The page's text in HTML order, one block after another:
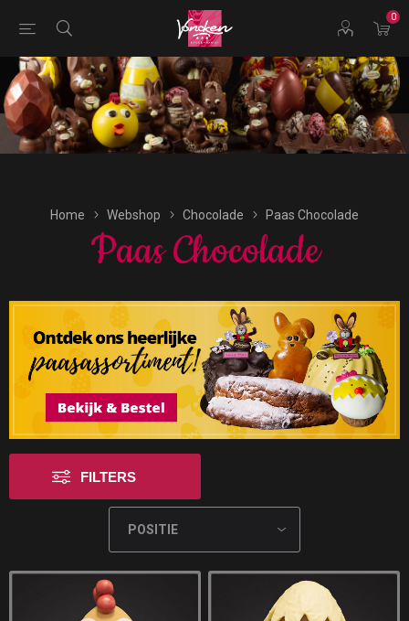
0
Bestellingen voor morgen kunnen vandaag uiterlijk tot
16:00 uur worden geplaatst.
Home Webshop Chocolade Paas Chocolade
Paas Chocolade
FILTERS